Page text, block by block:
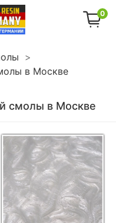
0
в Москве
смолы в Москве